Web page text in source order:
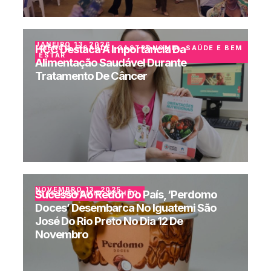
CIÊNCIA E SAÚDE ,GASTRONOMIA,SAÚDE E BEM
ESTAR
JANEIRO 13, 2026
HCC Destaca A Importância Da
Alimentação Saudável Durante
Tratamento De Câncer
GASTRONOMIA,REGIÃO
NOVEMBRO 13, 2025
Sucesso Ao Redor Do País, ‘Perdomo
Doces’ Desembarca No Iguatemi São
José Do Rio Preto No Dia 12 De
Novembro